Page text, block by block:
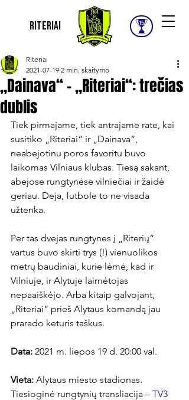
Riteriai
„Dainava“ – „Riteriai“: trečias
dublis
Riteriai
2021-07-19 2 min. skaitymo
Tiek pirmajame, tiek antrajame rate, kai
susitiko „Riteriai“ ir „Dainava“,
neabejotinu poros favoritu buvo
laikomas Vilniaus klubas. Tiesą sakant,
abejose rungtynėse vilniečiai ir žaidė
geriau. Deja, futbole to ne visada
užtenka.
Per tas dvejas rungtynes į „Riterių“
vartus buvo skirti trys (!) vienuolikos
metrų baudiniai, kurie lėmė, kad ir
Vilniuje, ir Alytuje laimėtojas
nepaaiškėjo. Arba kitaip galvojant,
„Riteriai“ prieš Alytaus komandą jau
prarado keturis taškus.
Data: 2021 m. liepos 19 d. 20:00 val.
Vieta: Alytaus miesto stadionas.
Tiesioginė rungtynių transliacija – TV3